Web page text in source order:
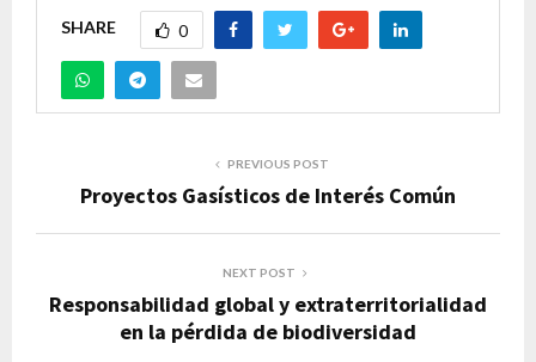
SHARE 0
PREVIOUS POST
Proyectos Gasísticos de Interés Común
NEXT POST
Responsabilidad global y extraterritorialidad
en la pérdida de biodiversidad